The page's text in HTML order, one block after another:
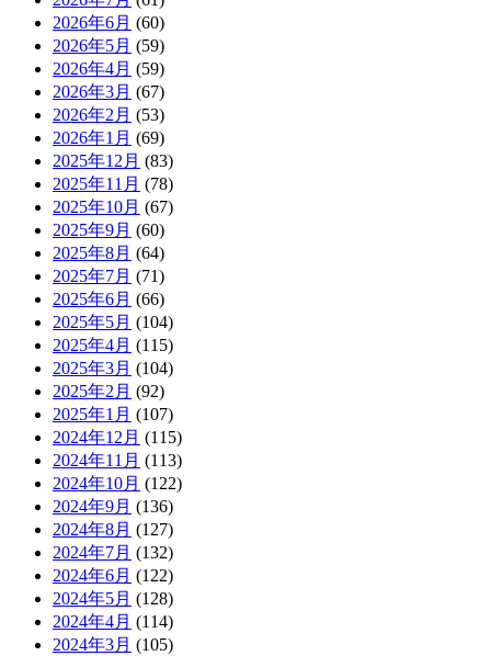
2026年6月 (60)
2026年5月 (59)
2026年4月 (59)
2026年3月 (67)
2026年2月 (53)
2026年1月 (69)
2025年12月 (83)
2025年11月 (78)
2025年10月 (67)
2025年9月 (60)
2025年8月 (64)
2025年7月 (71)
2025年6月 (66)
2025年5月 (104)
2025年4月 (115)
2025年3月 (104)
2025年2月 (92)
2025年1月 (107)
2024年12月 (115)
2024年11月 (113)
2024年10月 (122)
2024年9月 (136)
2024年8月 (127)
2024年7月 (132)
2024年6月 (122)
2024年5月 (128)
2024年4月 (114)
2024年3月 (105)